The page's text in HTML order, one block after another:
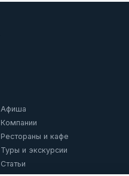
Афиша
Компании
Рестораны и кафе
Туры и экскурсии
Статьи